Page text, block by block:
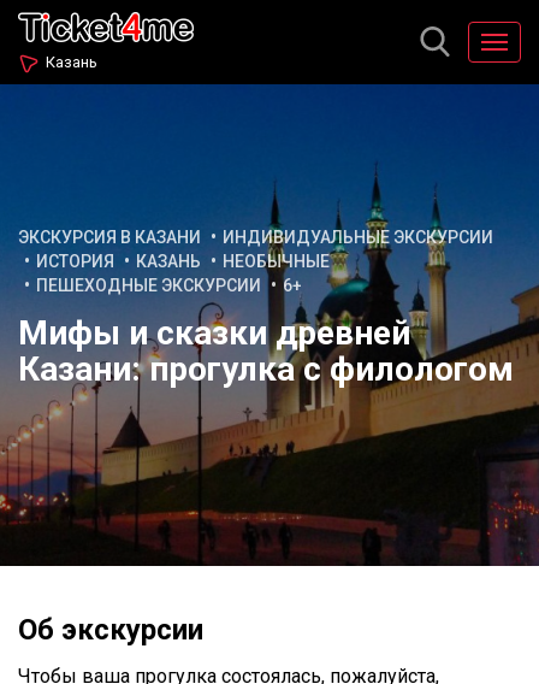
Казань
ЭКСКУРСИЯ В КАЗАНИ
ИНДИВИДУАЛЬНЫЕ ЭКСКУРСИИ
ИСТОРИЯ
КАЗАНЬ
НЕОБЫЧНЫЕ
ПЕШЕХОДНЫЕ ЭКСКУРСИИ
6+
Мифы и сказки древней
Казани: прогулка с филологом
Об экскурсии
Чтобы ваша прогулка состоялась, пожалуйста,